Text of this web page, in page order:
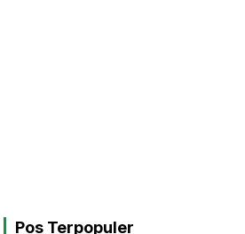
Pos Terpopuler